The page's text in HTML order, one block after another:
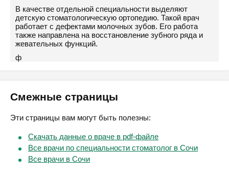
В качестве отдельной специальности выделяют
детскую стоматологическую ортопедию. Такой врач
работает с дефектами молочных зубов. Его работа
также направлена на восстановление зубного ряда и
жевательных функций.
ф
Смежные страницы
Эти страницы вам могут быть полезны:
Скачать данные о враче в pdf-файле
Все врачи по специальности стоматолог в Сочи
Все врачи в Сочи